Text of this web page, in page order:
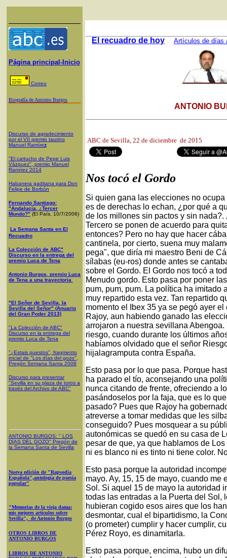
Página principal-Inicio
Correo
Biografía de Antonio Burgos
Discurso de agradecimiento
por el VII premio taurino
Manuel Ramírez
"El cartucho de Pepe Luis
Vázquez", premio Manuel
Ramírez 2014
Habanera gaditana para Don
Felipe de Borbón
Fernando Santiago:
"Andalucía, ¿Tercer
Mundo?" (El País, 10/7/2006)
La Semana Santa en El
Recuadro
La Colección de ABC"
Discurso en la entrega del
premio Luca de Tena
Antonio Burgos, premio Luca
de Tena a una trayectoria
"El Señor de Sevilla, la
Sevilla del Señor" (Anuario
del Gran Poder 2013)
"La Colección de ABC"
Discurso en la entrega del
premio Luca de Tena
"¿Estais puestos", fragmento
inicial de "Los días del gozo",
Pregón Semana Santa 2008
Discurso para presentar
"Sevilla en su plaza de toros a
través del Archivo de ABC"
ANTONIO BURGOS: " LOS
DÍAS DEL GOZO" Pregón de
la Semana Santa de Sevilla
Nueva edición de "Rapsodia
Española",antología de poesía
popular"
"Memorias de la vieja dama:
mis mejores artículos sobre
Sevilla", de Antonio Burgos
OTROS LIBROS DE
ANTONIO BURGOS
LIBROS DE ANTONIO
El recuadro de hoy Artículos de días
ANTONIO
ABC de Sevilla, 22 de diciembre de
Nos tocó el Gordo
Si quien gana las elecciones no
es de derechas lo echan, ¿por qué a
de los millones sin pactos y sin
Tercero se ponen de acuerdo para
entonces? Pero no hay que hacer
cantinela, por cierto, suena muy
pega", que diría mi maestro Beni de
sílabas (eu-ros) donde antes se
sobre el Gordo. El Gordo nos tocó a
Menudo gordo. Esto pasa por poner
pum, pum, pum. La política ha imitado
muy repartido esta vez. Tan repartido
momento el Ibex 35 ya se pegó ayer
Rajoy, aun habiendo ganado las
arrojaron a nuestra sevillana
riesgo, cuando durante los últimos
habíamos olvidado que el señor
hijalagramputa contra España.
Esto pasa por lo que pasa. Porque
ha parado el tío, aconsejando una
nunca citando de frente, ofreciendo a
pasándoselos por la faja, que es lo
pasado? Pues que Rajoy ha
atreverse a tomar medidas que les
conseguido? Pues mosquear a su
autonómicas se quedó en su casa de
pesar de que, ya que hablamos de
ni es blanco ni es tinto ni tiene color.
Esto pasa porque la autoridad
mayo. Ay, 15, 15 de mayo, cuando
Sol. Si aquel 15 de mayo la autoridad
todas las entradas a la Puerta del Sol,
hubieran cogido esos aires que los
desmontar, cual el bipartidismo, la
(o prometer) cumplir y hacer cumplir,
Pérez Royo, es dinamitarla.
Esto pasa porque, encima, hubo un